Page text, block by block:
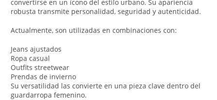
convertirse en un ícono del estilo urbano. Su apariencia
robusta transmite personalidad, seguridad y autenticidad.
Actualmente, son utilizadas en combinaciones con:
Jeans ajustados
Ropa casual
Outfits streetwear
Prendas de invierno
Su versatilidad las convierte en una pieza clave dentro del
guardarropa femenino.